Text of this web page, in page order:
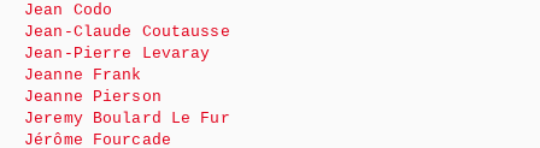
Jean Codo
Jean-Claude Coutausse
Jean-Pierre Levaray
Jeanne Frank
Jeanne Pierson
Jeremy Boulard Le Fur
Jérôme Fourcade